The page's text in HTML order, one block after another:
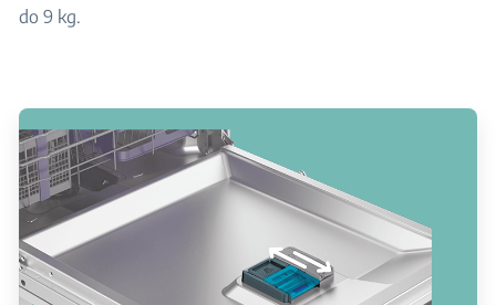
do 9 kg.